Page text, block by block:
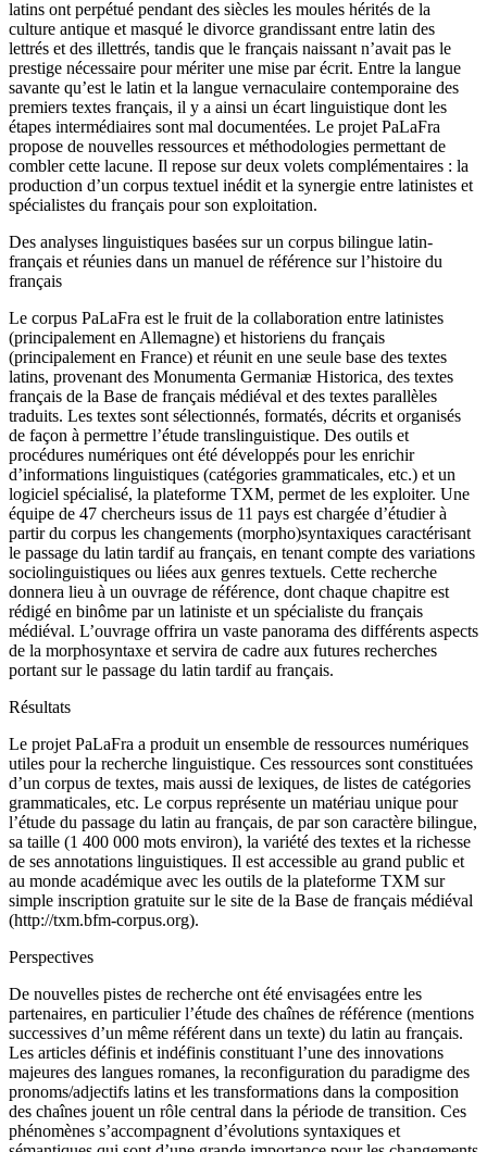
latins ont perpétué pendant des siècles les moules hérités de la
culture antique et masqué le divorce grandissant entre latin des
lettrés et des illettrés, tandis que le français naissant n’avait pas le
prestige nécessaire pour mériter une mise par écrit. Entre la langue
savante qu’est le latin et la langue vernaculaire contemporaine des
premiers textes français, il y a ainsi un écart linguistique dont les
étapes intermédiaires sont mal documentées. Le projet PaLaFra
propose de nouvelles ressources et méthodologies permettant de
combler cette lacune. Il repose sur deux volets complémentaires : la
production d’un corpus textuel inédit et la synergie entre latinistes et
spécialistes du français pour son exploitation.
Des analyses linguistiques basées sur un corpus bilingue latin-
français et réunies dans un manuel de référence sur l’histoire du
français
Le corpus PaLaFra est le fruit de la collaboration entre latinistes
(principalement en Allemagne) et historiens du français
(principalement en France) et réunit en une seule base des textes
latins, provenant des Monumenta Germaniæ Historica, des textes
français de la Base de français médiéval et des textes parallèles
traduits. Les textes sont sélectionnés, formatés, décrits et organisés
de façon à permettre l’étude translinguistique. Des outils et
procédures numériques ont été développés pour les enrichir
d’informations linguistiques (catégories grammaticales, etc.) et un
logiciel spécialisé, la plateforme TXM, permet de les exploiter. Une
équipe de 47 chercheurs issus de 11 pays est chargée d’étudier à
partir du corpus les changements (morpho)syntaxiques caractérisant
le passage du latin tardif au français, en tenant compte des variations
sociolinguistiques ou liées aux genres textuels. Cette recherche
donnera lieu à un ouvrage de référence, dont chaque chapitre est
rédigé en binôme par un latiniste et un spécialiste du français
médiéval. L’ouvrage offrira un vaste panorama des différents aspects
de la morphosyntaxe et servira de cadre aux futures recherches
portant sur le passage du latin tardif au français.
Résultats
Le projet PaLaFra a produit un ensemble de ressources numériques
utiles pour la recherche linguistique. Ces ressources sont constituées
d’un corpus de textes, mais aussi de lexiques, de listes de catégories
grammaticales, etc. Le corpus représente un matériau unique pour
l’étude du passage du latin au français, de par son caractère bilingue,
sa taille (1 400 000 mots environ), la variété des textes et la richesse
de ses annotations linguistiques. Il est accessible au grand public et
au monde académique avec les outils de la plateforme TXM sur
simple inscription gratuite sur le site de la Base de français médiéval
(http://txm.bfm-corpus.org).
Perspectives
De nouvelles pistes de recherche ont été envisagées entre les
partenaires, en particulier l’étude des chaînes de référence (mentions
successives d’un même référent dans un texte) du latin au français.
Les articles définis et indéfinis constituant l’une des innovations
majeures des langues romanes, la reconfiguration du paradigme des
pronoms/adjectifs latins et les transformations dans la composition
des chaînes jouent un rôle central dans la période de transition. Ces
phénomènes s’accompagnent d’évolutions syntaxiques et